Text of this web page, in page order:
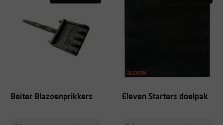
Beiter Blazoenprikkers Eleven Starters doelpak